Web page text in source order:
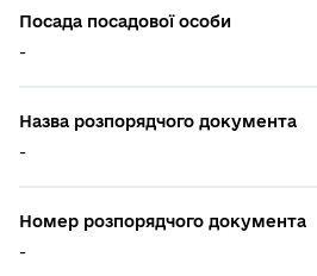
Посада посадової особи
-
Назва розпорядчого документа
-
Номер розпорядчого документа
-